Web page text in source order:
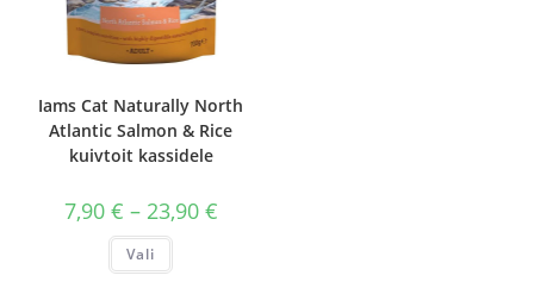
Iams Cat Naturally North
Atlantic Salmon & Rice
kuivtoit kassidele
7,90 € – 23,90 €Hinnavahemik:
7,90 €
Vali
Sellel
on